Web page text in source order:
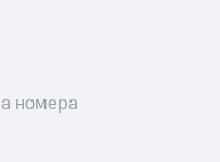
номера